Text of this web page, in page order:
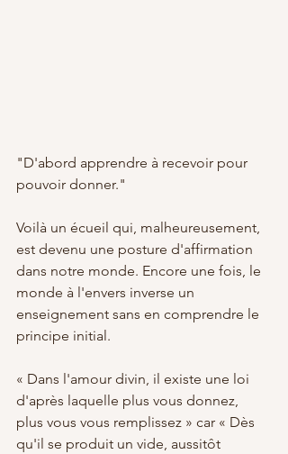
"D'abord apprendre à recevoir pour
pouvoir donner."
Voilà un écueil qui, malheureusement,
est devenu une posture d'affirmation
dans notre monde. Encore une fois, le
monde à l'envers inverse un
enseignement sans en comprendre le
principe initial.
« Dans l'amour divin, il existe une loi
d'après laquelle plus vous donnez,
plus vous vous remplissez » car « Dès
qu'il se produit un vide, aussitôt